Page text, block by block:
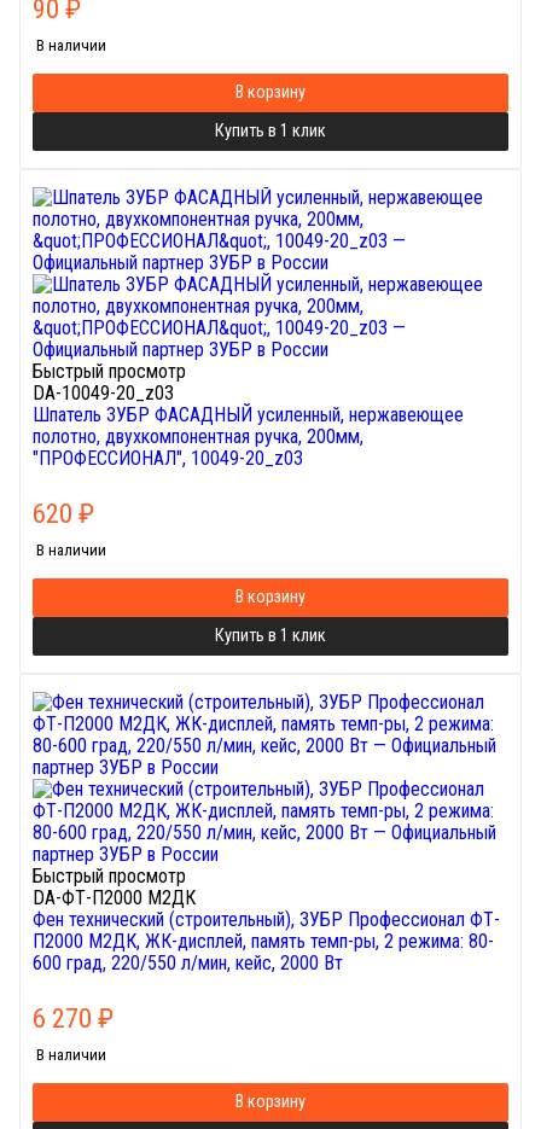
90 ₽
В наличии
В корзину
Купить в 1 клик
Быстрый просмотр
DA-10049-20_z03
Шпатель ЗУБР ФАСАДНЫЙ усиленный, нержавеющее
полотно, двухкомпонентная ручка, 200мм,
"ПРОФЕССИОНАЛ", 10049-20_z03
620 ₽
В наличии
В корзину
Купить в 1 клик
Быстрый просмотр
DA-ФТ-П2000 М2ДК
Фен технический (строительный), ЗУБР Профессионал ФТ-
П2000 М2ДК, ЖК-дисплей, память темп-ры, 2 режима: 80-
600 град, 220/550 л/мин, кейс, 2000 Вт
6 270 ₽
В наличии
В корзину